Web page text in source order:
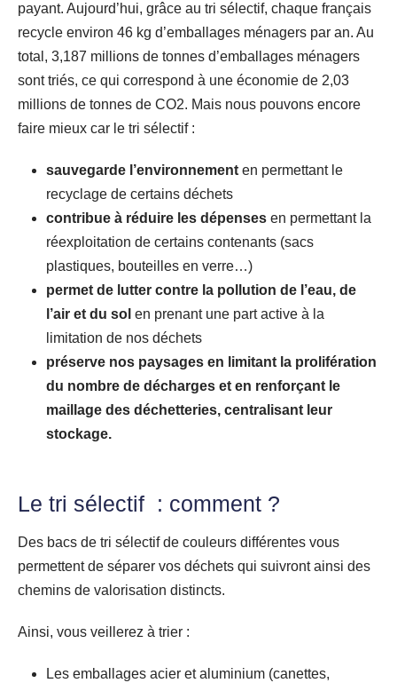
payant. Aujourd’hui, grâce au tri sélectif, chaque français
recycle environ 46 kg d’emballages ménagers par an. Au
total, 3,187 millions de tonnes d’emballages ménagers
sont triés, ce qui correspond à une économie de 2,03
millions de tonnes de CO2. Mais nous pouvons encore
faire mieux car le tri sélectif :
sauvegarde l’environnement en permettant le
recyclage de certains déchets
contribue à réduire les dépenses en permettant la
réexploitation de certains contenants (sacs
plastiques, bouteilles en verre…)
permet de lutter contre la pollution de l’eau, de
l’air et du sol en prenant une part active à la
limitation de nos déchets
préserve nos paysages en limitant la prolifération
du nombre de décharges et en renforçant le
maillage des déchetteries, centralisant leur
stockage.
Le tri sélectif : comment ?
Des bacs de tri sélectif de couleurs différentes vous
permettent de séparer vos déchets qui suivront ainsi des
chemins de valorisation distincts.
Ainsi, vous veillerez à trier :
Les emballages acier et aluminium (canettes,